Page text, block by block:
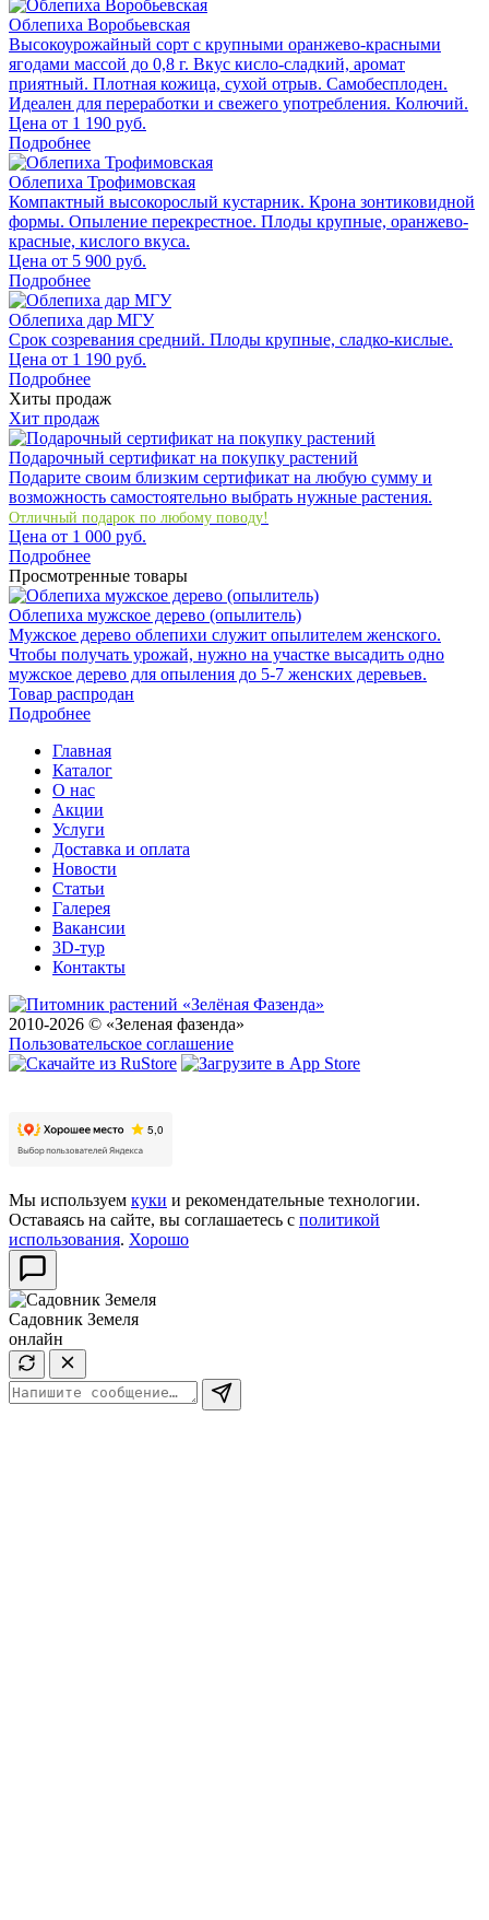
Облепиха Воробьевская
Высокоурожайный сорт с крупными оранжево-красными
ягодами массой до 0,8 г. Вкус кисло-сладкий, аромат
приятный. Плотная кожица, сухой отрыв. Самобесплоден.
Идеален для переработки и свежего употребления. Колючий.
Цена от 1 190 руб.
Подробнее
Облепиха Трофимовская
Компактный высокорослый кустарник. Крона зонтиковидной
формы. Опыление перекрестное. Плоды крупные, оранжево-
красные, кислого вкуса.
Цена от 5 900 руб.
Подробнее
Облепиха дар МГУ
Срок созревания средний. Плоды крупные, сладко-кислые.
Цена от 1 190 руб.
Подробнее
Хиты продаж
Хит продаж
Подарочный сертификат на покупку растений
Подарите своим близким сертификат на любую сумму и
возможность самостоятельно выбрать нужные растения.
Отличный подарок по любому поводу!
Цена от 1 000 руб.
Подробнее
Просмотренные товары
Облепиха мужское дерево (опылитель)
Мужское дерево облепихи служит опылителем женского.
Чтобы получать урожай, нужно на участке высадить одно
мужское дерево для опыления до 5-7 женских деревьев.
Товар распродан
Подробнее
Главная
Каталог
О нас
Акции
Услуги
Доставка и оплата
Новости
Статьи
Галерея
Вакансии
3D-тур
Контакты
2010-2026 © «Зеленая фазенда»
Пользовательское соглашение
Мы используем куки и рекомендательные технологии.
Оставаясь на сайте, вы соглашаетесь с политикой
использования. Хорошо
Садовник Земеля
онлайн